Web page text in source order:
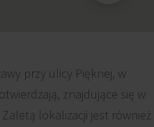
przy ulicy Pięknej, w
znajdujące się w
lokalizacji jest również